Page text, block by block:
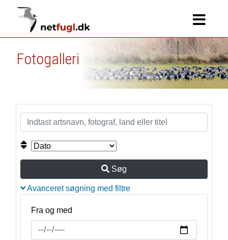
Fotogalleri
Søg
Avanceret søgning med filtre
Fra og med